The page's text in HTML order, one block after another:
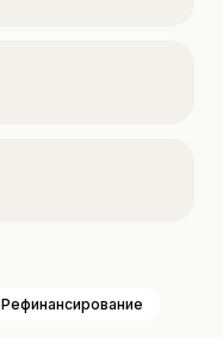
Рефинансирование